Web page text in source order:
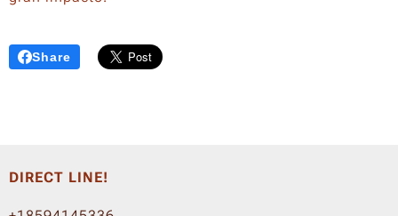
Share
DIRECT LINE!